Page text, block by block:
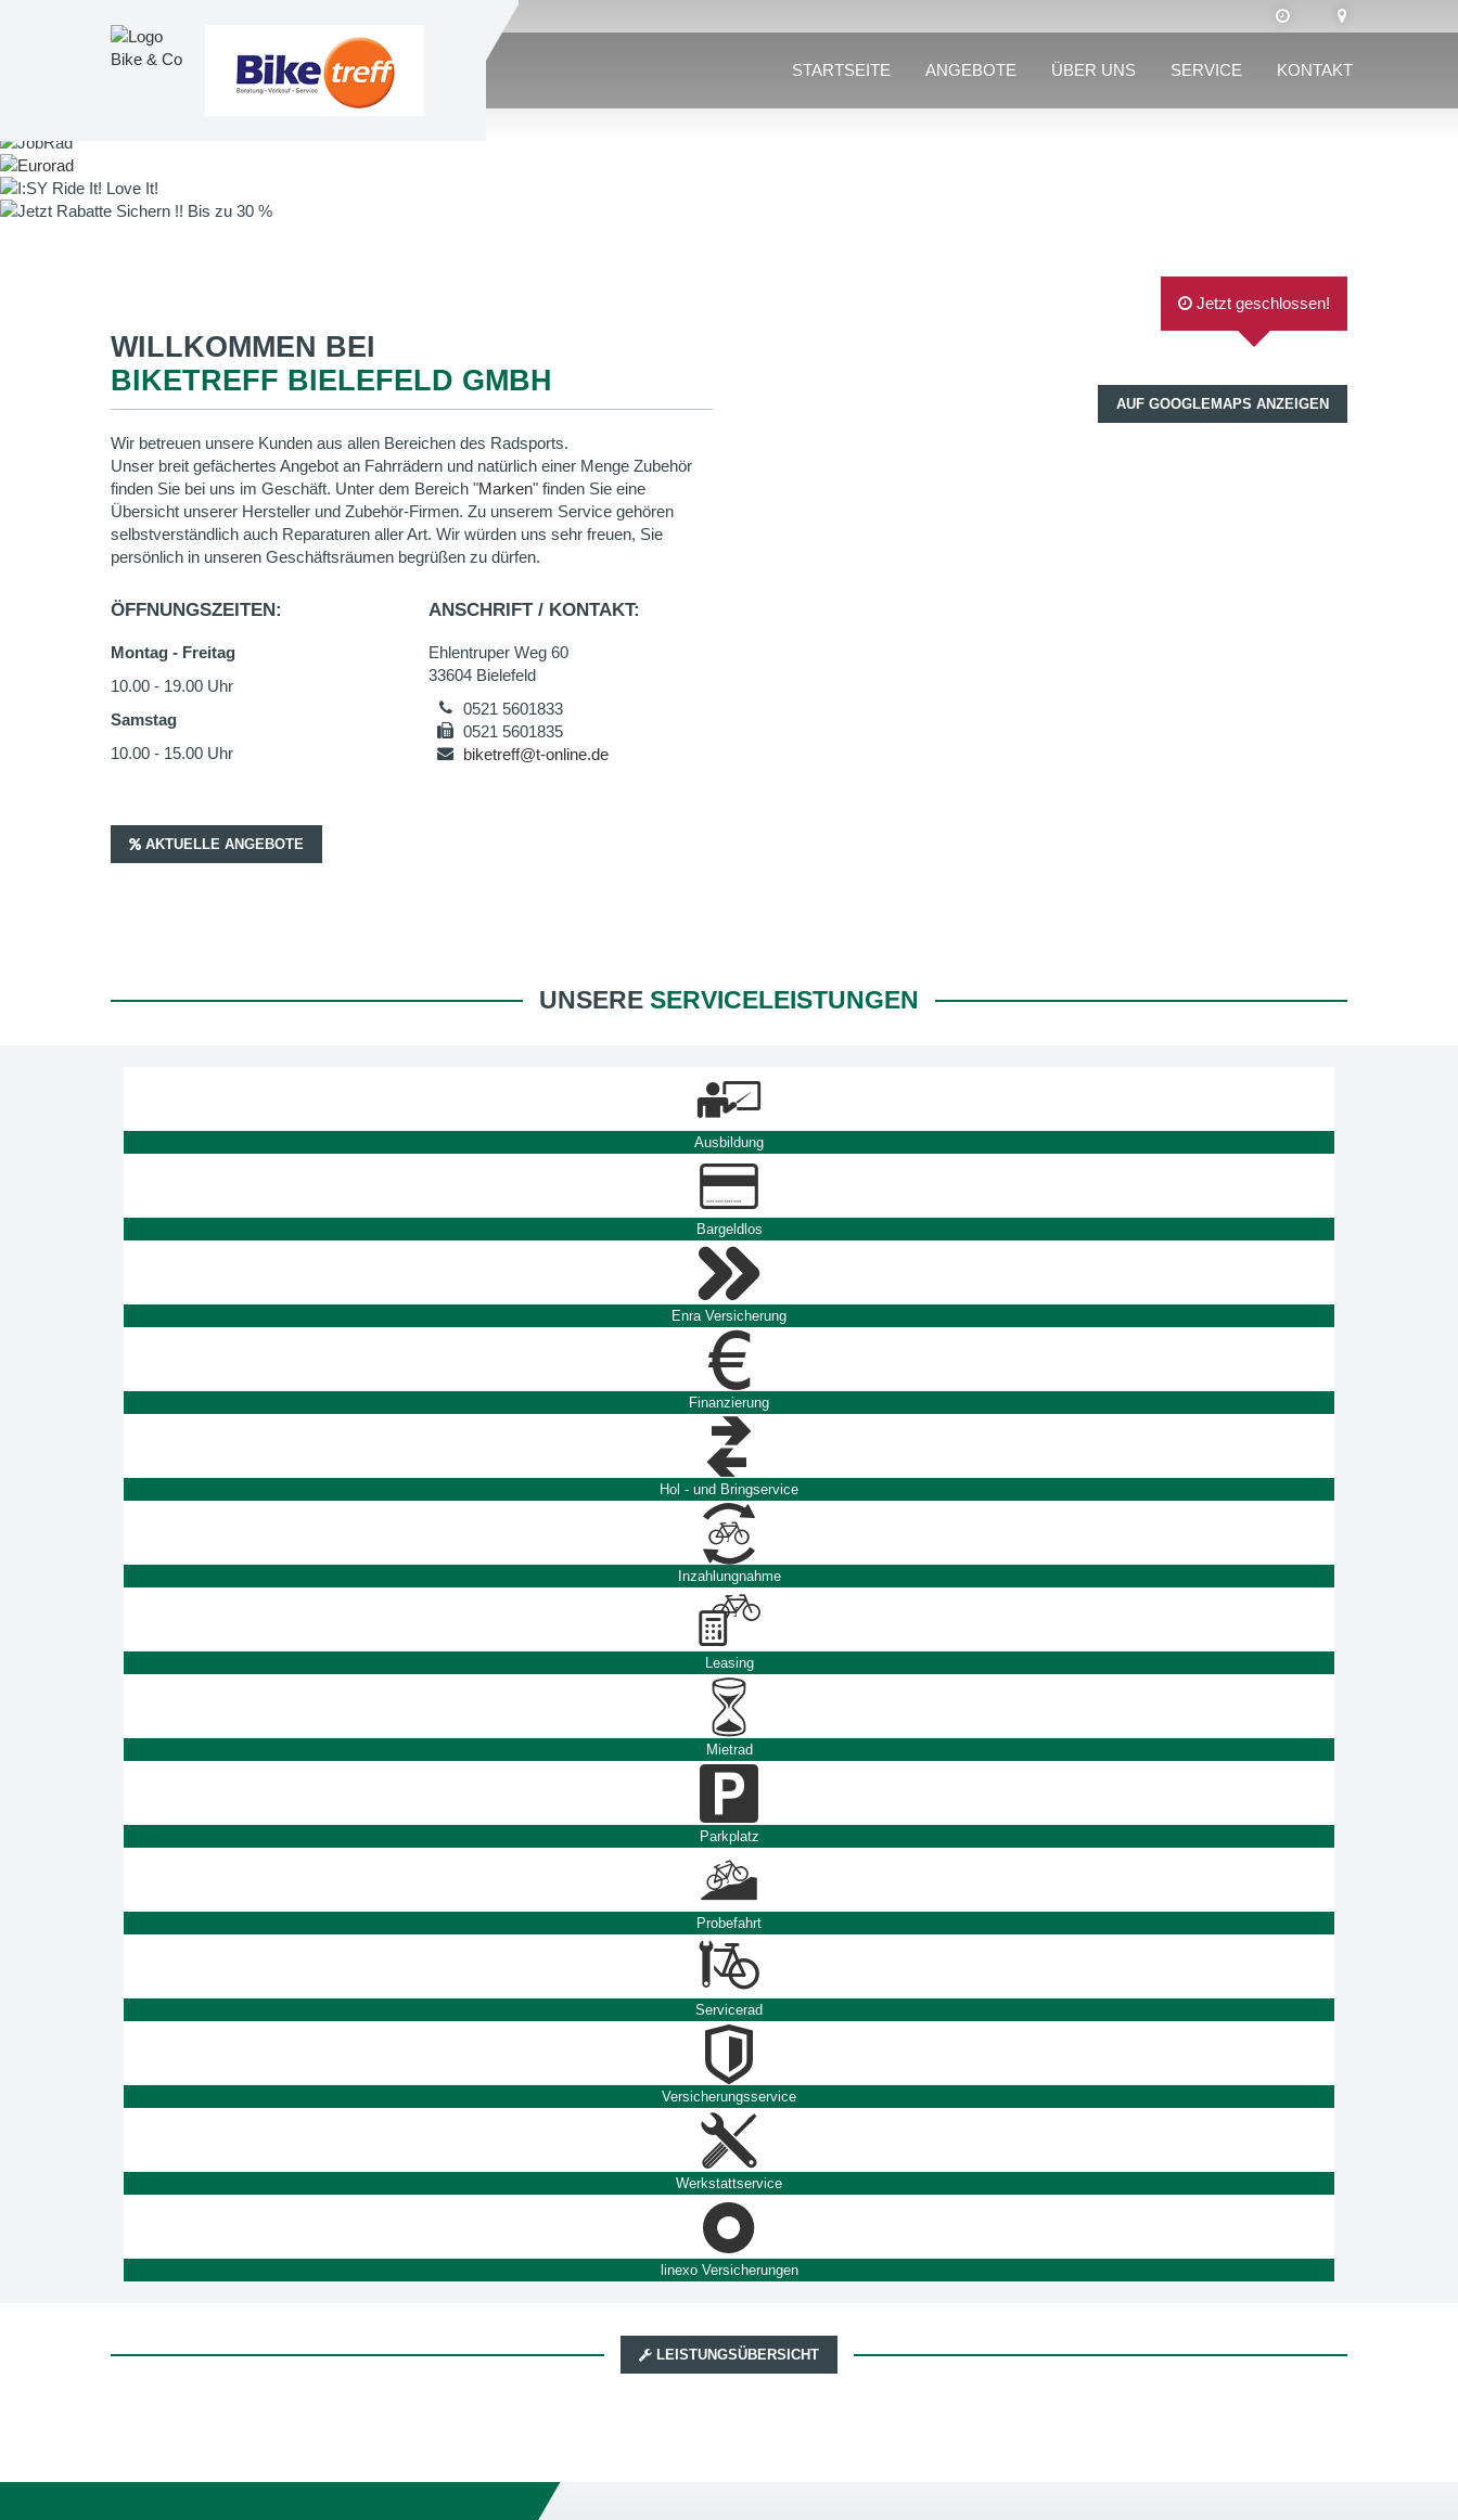
STARTSEITE ANGEBOTE ÜBER UNS SERVICE KONTAKT
WILLKOMMEN BEI
BIKETREFF BIELEFELD GMBH
Wir betreuen unsere Kunden aus allen Bereichen des Radsports.
Unser breit gefächertes Angebot an Fahrrädern und natürlich einer Menge Zubehör
finden Sie bei uns im Geschäft. Unter dem Bereich "Marken" finden Sie eine
Übersicht unserer Hersteller und Zubehör-Firmen. Zu unserem Service gehören
selbstverständlich auch Reparaturen aller Art. Wir würden uns sehr freuen, Sie
persönlich in unseren Geschäftsräumen begrüßen zu dürfen.
ÖFFNUNGSZEITEN:
Montag - Freitag
10.00 - 19.00 Uhr
Samstag
10.00 - 15.00 Uhr
ANSCHRIFT / KONTAKT:
Ehlentruper Weg 60
33604 Bielefeld
0521 5601833
0521 5601835
biketreff@t-online.de
AUF GOOGLEMAPS ANZEIGEN
Jetzt geschlossen!
AKTUELLE ANGEBOTE
UNSERE SERVICELEISTUNGEN
Ausbildung
Bargeldlos
Enra Versicherung
Finanzierung
Hol - und Bringservice
Inzahlungnahme
Leasing
Mietrad
Parkplatz
Probefahrt
Servicerad
Versicherungsservice
Werkstattservice
linexo Versicherungen
LEISTUNGSÜBERSICHT